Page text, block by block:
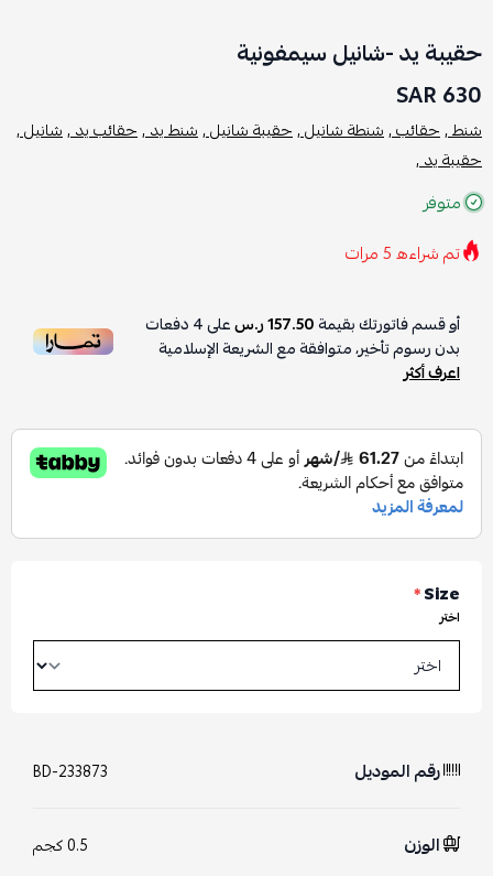
حقيبة يد -شانيل سيمفونية
630 SAR
شنط ,حقائب ,شنطة شانيل ,حقيبة شانيل ,شنط يد ,حقائب يد ,شانيل ,
حقيبة يد ,
متوفر
تم شراءه5مرات
أو قسم فاتورتك بقيمة157.50 ر.س على4دفعات
بدون رسوم تأخير، متوافقة مع الشريعة الإسلامية
اعرف أكثر
Size
*
اختر
رقم الموديل BD-233873
الوزن 0.5 كجم